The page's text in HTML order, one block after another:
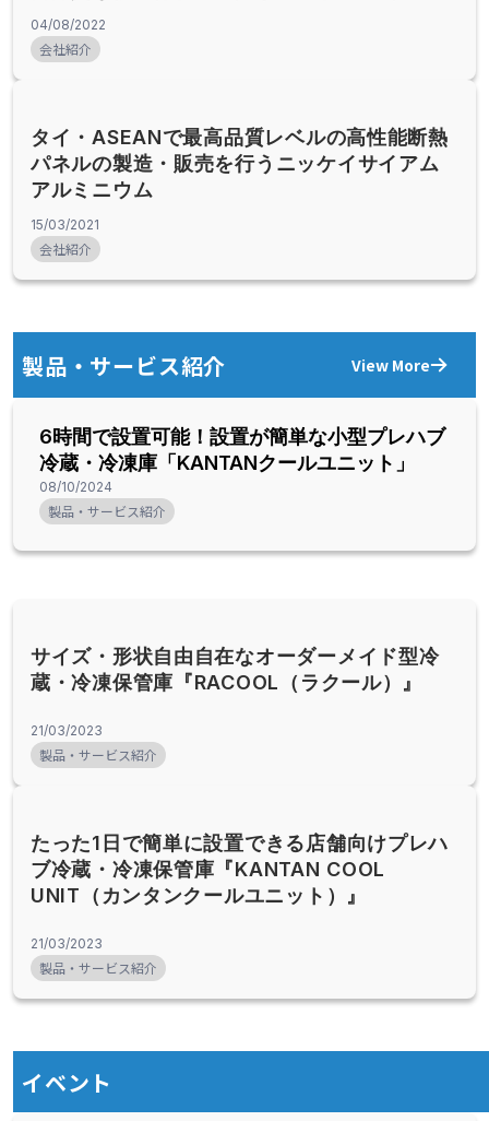
貢献！
04/08/2022
会社紹介
タイ・ASEANで最高品質レベルの高性能断熱
パネルの製造・販売を行うニッケイサイアム
アルミニウム
15/03/2021
会社紹介
製品・サービス紹介 View More
6時間で設置可能！設置が簡単な小型プレハブ
冷蔵・冷凍庫「KANTANクールユニット」
08/10/2024
製品・サービス紹介
サイズ・形状自由自在なオーダーメイド型冷
蔵・冷凍保管庫『RACOOL（ラクール）』
21/03/2023
製品・サービス紹介
たった1日で簡単に設置できる店舗向けプレハ
ブ冷蔵・冷凍保管庫『KANTAN COOL
UNIT（カンタンクールユニット）』
21/03/2023
製品・サービス紹介
イベント